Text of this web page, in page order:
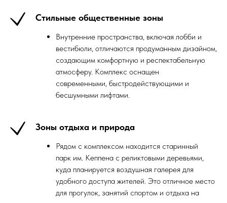
Стильные общественные зоны
Внутренние пространства, включая лобби и
вестибюли, отличаются продуманным дизайном,
создающим комфортную и респектабельную
атмосферу. Комплекс оснащен
современными, быстродействующими и
бесшумными лифтами.
Зоны отдыха и природа
Рядом с комплексом находится старинный
парк им. Кеппена с реликтовыми деревьями,
куда планируется воздушная галерея для
удобного доступа жителей. Это отличное место
для прогулок, занятий спортом и отдыха на